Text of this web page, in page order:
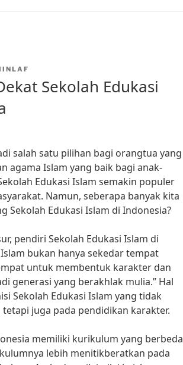
Sekolah Edukasi
salah satu pilihan bagi orangtua yang
agama Islam yang baik bagi anak-
Edukasi Islam semakin populer
Namun, seberapa banyak kita
Sekolah Edukasi Islam di Indonesia?
pendiri Sekolah Edukasi Islam di
bukan hanya sekedar tempat
untuk membentuk karakter dan
generasi yang berakhlak mulia.” Hal
Sekolah Edukasi Islam yang tidak
juga pada pendidikan karakter.
memiliki kurikulum yang berbeda
lebih menitikberatkan pada